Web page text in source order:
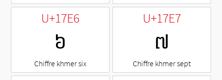
U+17E6
៦
Chiffre khmer six
U+17E7
៧
Chiffre khmer sept